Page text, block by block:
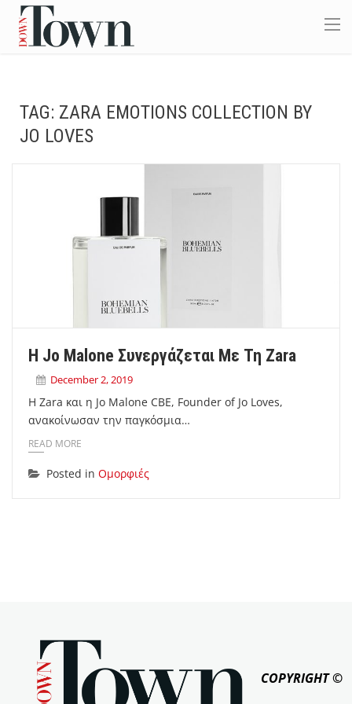
TAG: ZARA EMOTIONS COLLECTION BY
JO LOVES
Η Jo Malone Συνεργάζεται Με Τη Zara
December 2, 2019
Η Zara και η Jo Malone CBE, Founder of Jo Loves,
ανακοίνωσαν την παγκόσμια…
READ MORE
Posted in Ομορφιές
COPYRIGHT ©